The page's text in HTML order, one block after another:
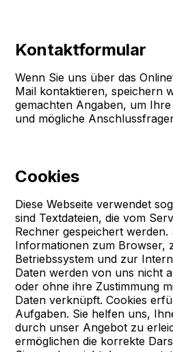
Kontaktformular
Wenn Sie uns über das
Mail kontaktieren, speichern
gemachten Angaben, um
und mögliche
Cookies
Diese Webseite verwendet
sind Textdateien, die vom
Rechner gespeichert werden.
Informationen zum Browser,
Betriebssystem und zur
Daten werden von uns nicht
oder ohne ihre Zustimmung
Daten verknüpft. Cookies
Aufgaben. Sie helfen uns,
durch unser Angebot zu
ermöglichen die korrekte